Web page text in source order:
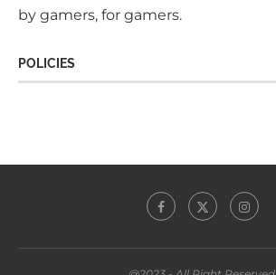
by gamers, for gamers.
POLICIES